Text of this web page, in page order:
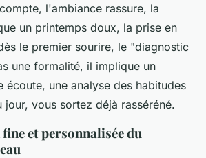
l'ambiance rassure, la
un printemps doux, la prise en
le premier sourire, le "diagnostic
une formalité, il implique un
écoute, une analyse des habitudes
jour, vous sortez déjà rasséréné.
et personnalisée du